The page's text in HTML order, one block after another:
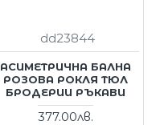
dd23844
АСИМЕТРИЧНА БАЛНА
РОЗОВА РОКЛЯ ТЮЛ
БРОДЕРИИ РЪКАВИ
377.00лв.